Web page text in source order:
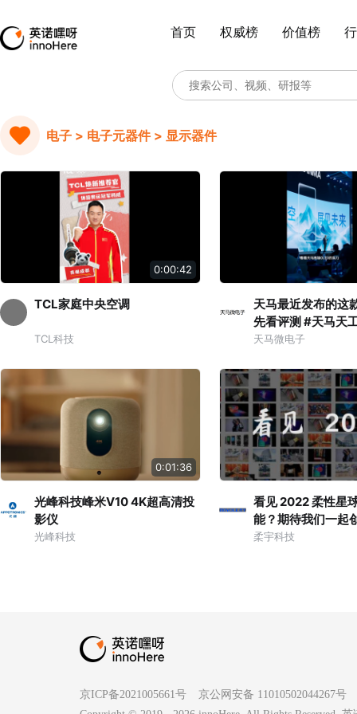
首页 权威榜 价值榜
电子 > 电子元器件 > 显示器件
0:00:42
TCL家庭中央空调
TCL科技
天马最近发布的这
先看评测 #天马天工屏全球首发
#撒贝宁的五星好屏
天马微电子
0:01:36
光峰科技峰米V10 4K超高清投
影仪
光峰科技
看见 2022 柔性星
能？期待我们一起
柔宇科技
京ICP备2021005661号
京公网安备 11010502044267号